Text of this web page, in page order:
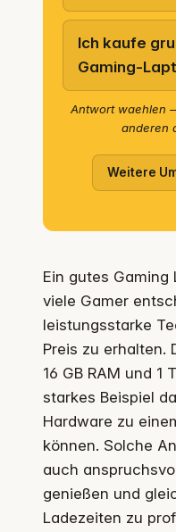
Ich kaufe
Gaming-
Antwort waehlen — danach siehst du, wie die
anderen
Weitere
Ein gutes
viele Gamer
leistungsstarke
Preis zu erhalten.
16 GB RAM und 1
starkes Beispiel
Hardware zu
können. Solche
auch
genießen und
Ladezeiten zu